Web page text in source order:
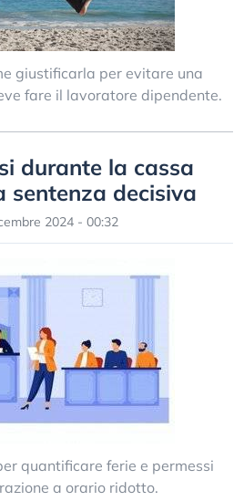
giustificarla per evitare una
fare il lavoratore dipendente.
durante la cassa
sentenza decisiva
2024 - 00:32
quantificare ferie e permessi
a orario ridotto.